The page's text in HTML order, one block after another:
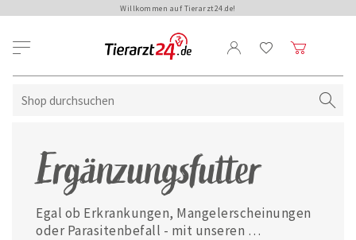
Willkommen auf Tierarzt24.de!
Ergänzungsfutter
Egal ob Erkrankungen, Mangelerscheinungen
oder Parasitenbefall - mit unseren